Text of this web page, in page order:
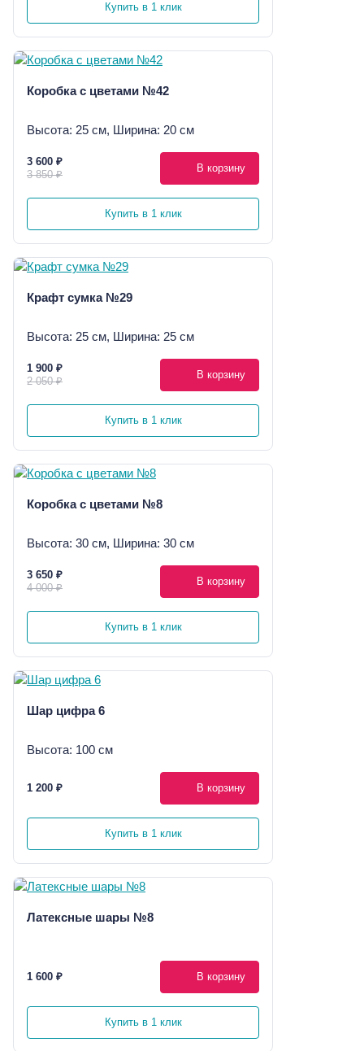
Купить в 1 клик
Коробка с цветами №42
Высота: 25 см, Ширина: 20 см
3 600 ₽
3 850 ₽
В корзину
Купить в 1 клик
Крафт сумка №29
Высота: 25 см, Ширина: 25 см
1 900 ₽
2 050 ₽
В корзину
Купить в 1 клик
Коробка с цветами №8
Высота: 30 см, Ширина: 30 см
3 650 ₽
4 000 ₽
В корзину
Купить в 1 клик
Шар цифра 6
Высота: 100 см
1 200 ₽ В корзину
Купить в 1 клик
Латексные шары №8
1 600 ₽ В корзину
Купить в 1 клик